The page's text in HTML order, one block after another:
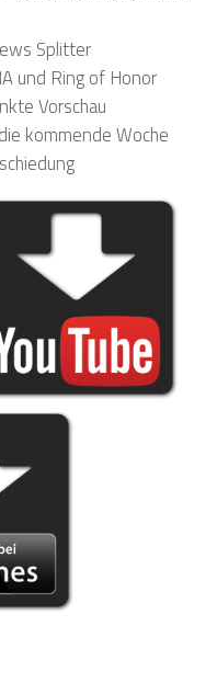
Splitter
und Ring of Honor
Vorschau
kommende Woche